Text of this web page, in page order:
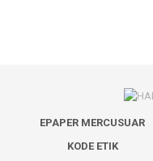
EPAPER MERCUSUAR
KODE ETIK